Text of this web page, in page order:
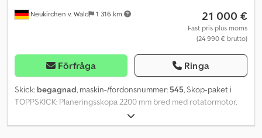
Neukirchen v. Wald 1 316 km 21 000 €
Fast pris plus moms
(24 990 € brutto)
Förfråga Ringa
Skick: begagnad, maskin-/fordonsnummer: 545, Skop-paket i
TOPPSKICK: Planeringsskopa 2200 mm bred med rotatormotor,
djupskopa 1600 mm med tänder, djupskopa 1200 mm med skärstål.
Inkluderar även WINKELBAUER hydraulisk snabbfäste